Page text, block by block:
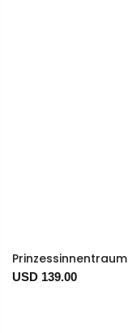
Prinzessinnentraum
USD 139.00